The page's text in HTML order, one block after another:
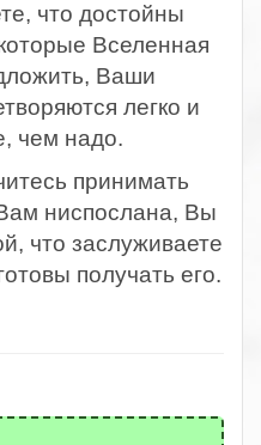
что достойны
Вселенная
Ваши
легко и
чем надо.
принимать
ниспослана, Вы
что заслуживаете
получать его.